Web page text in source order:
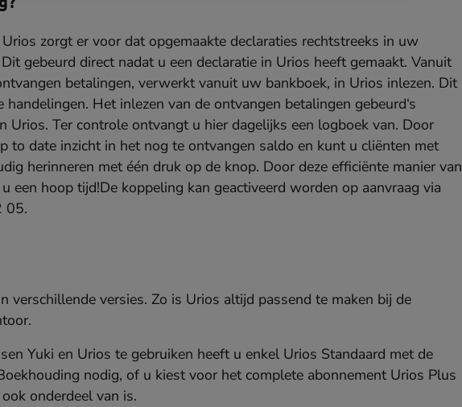
zorgt er voor dat opgemaakte declaraties rechtstreeks in uw
gebeurd direct nadat u een declaratie in Urios heeft gemaakt. Vanuit
betalingen, verwerkt vanuit uw bankboek, in Urios inlezen. Dit
Het inlezen van de ontvangen betalingen gebeurd‘s
Urios. Ter controle ontvangt u hier dagelijks een logboek van. Door
to date inzicht in het nog te ontvangen saldo en kunt u cliënten met
herinneren met één druk op de knop. Door deze efficiënte manier van
een hoop tijd!De koppeling kan geactiveerd worden op aanvraag via
05.
verschillende versies. Zo is Urios altijd passend te maken bij de
Yuki en Urios te gebruiken heeft u enkel Urios Standaard met de
nodig, of u kiest voor het complete abonnement Urios Plus
onderdeel van is.